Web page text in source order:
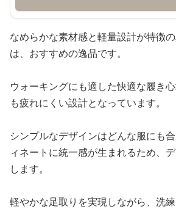
なめらかな素材感と軽量設計が特徴
は、おすすめの逸品です。
ウォーキングにも適した快適な履き
も疲れにくい設計となっています。
シンプルなデザインはどんな服にも
ィネートに統一感が生まれるため、
します。
軽やかな足取りを実現しながら、洗